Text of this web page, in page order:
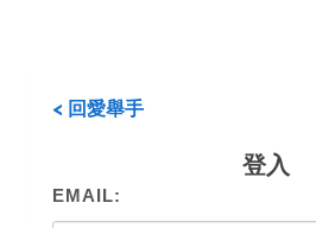
< 回愛舉手
登入
EMAIL: